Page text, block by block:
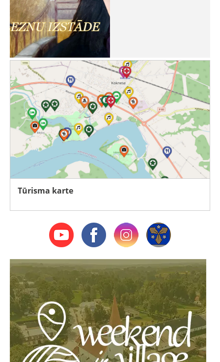
Tūrisma karte